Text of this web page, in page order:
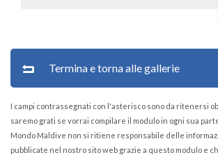
Termina e torna alle gallerie
I campi contrassegnati con l'asterisco sono da ritenersi
saremo grati se vorrai compilare il modulo in ogni sua
Mondo Maldive non si ritiene responsabile delle
pubblicate nel nostro sito web grazie a questo modulo e